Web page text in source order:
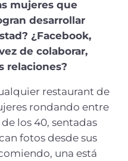
mujeres que
desarrollar
¿Facebook,
de colaborar,
relaciones?
restaurant de
rondando entre
los 40, sentadas
fotos desde sus
una está